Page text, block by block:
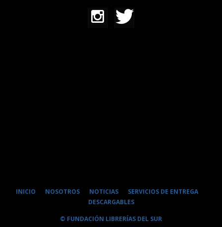
INICIO NOSOTROS NOTICIAS
SERVICIOS DE ENTREGA
DESCARGABLES
© FUNDACIÓN LIBRERÍAS DEL SUR